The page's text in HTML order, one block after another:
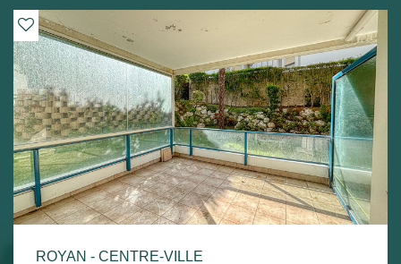
ROYAN - CENTRE-VILLE